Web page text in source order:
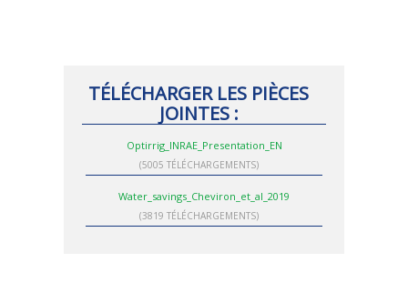
TÉLÉCHARGER LES PIÈCES
JOINTES :
Optirrig_INRAE_Presentation_EN
(5005 TÉLÉCHARGEMENTS)
Water_savings_Cheviron_et_al_2019
(3819 TÉLÉCHARGEMENTS)